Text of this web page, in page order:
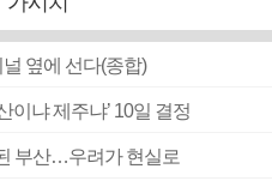
옆에 선다(종합)
이냐 제주냐’ 10일 결정
부산…우려가 현실로